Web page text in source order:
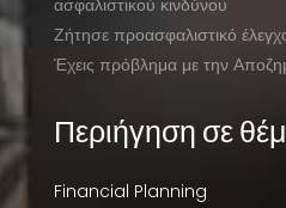
ασφαλιστικού κινδύνου
Ζήτησε προασφαλιστικό
Έχεις πρόβλημα με την
Περιήγηση σε
Financial Planning